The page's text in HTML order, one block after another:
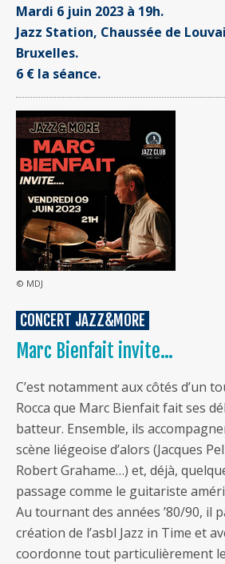
Mardi 6 juin 2023 à 19h.
Jazz Station, Chaussée de
Bruxelles.
6 € la séance.
© MDJ
CONCERT JAZZ&MORE
Marc Bienfait invite…
C’est notamment aux côtés d’un
Rocca que Marc Bienfait fait ses
batteur. Ensemble, ils
scène liégeoise d’alors (Jacques
Robert Grahame…) et, déjà,
passage comme le guitariste
Au tournant des années ’80/90, il
création de l’asbl Jazz in Time et
coordonne tout particulièrement